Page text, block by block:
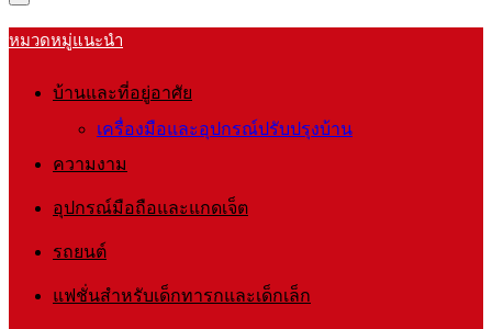
หมวดหมู่แนะนำ
บ้านและที่อยู่อาศัย
เครื่องมือและอุปกรณ์ปรับปรุงบ้าน
ความงาม
อุปกรณ์มือถือและแกดเจ็ต
รถยนต์
แฟชั่นสำหรับเด็กทารกและเด็กเล็ก